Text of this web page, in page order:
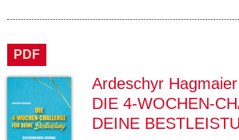
PDF
Ardeschyr Hagmaier
DIE 4-WOCHEN-
DEINE